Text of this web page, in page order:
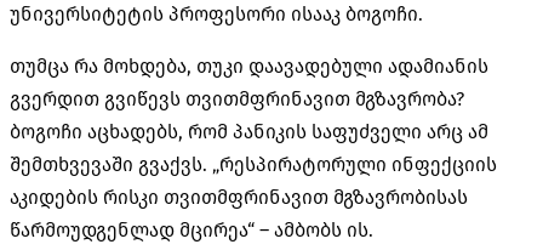
უნივერსიტეტის პროფესორი ისააკ ბოგოჩი.
თუმცა რა მოხდება, თუკი დაავადებული ადამიანის
გვერდით გვიწევს თვითმფრინავით მგზავრობა?
ბოგოჩი აცხადებს, რომ პანიკის საფუძველი არც ამ
შემთხვევაში გვაქვს. „რესპირატორული ინფექციის
აკიდების რისკი თვითმფრინავით მგზავრობისას
წარმოუდგენლად მცირეა“ – ამბობს ის.